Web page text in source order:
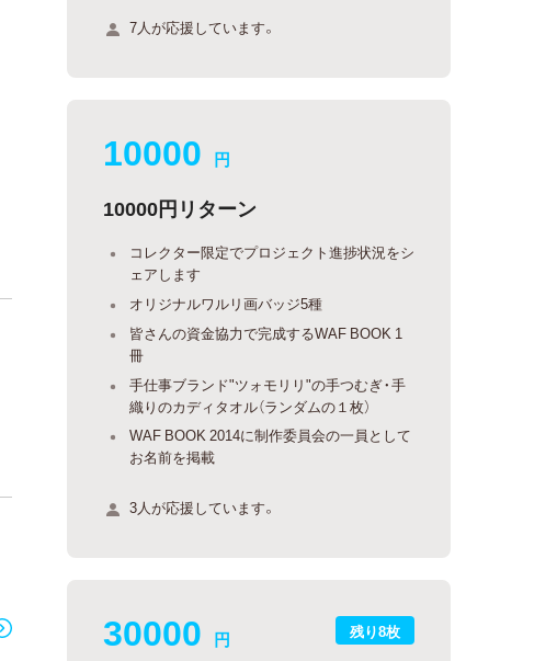
7人が応援しています。
10000 円
10000円リターン
コレクター限定でプロジェクト進捗状況をシ
ェアします
オリジナルワルリ画バッジ5種
皆さんの資金協力で完成するWAF BOOK 1
冊
手仕事ブランド"ツォモリリ"の手つむぎ・手
織りのカディタオル（ランダムの１枚）
WAF BOOK 2014に制作委員会の一員として
お名前を掲載
3人が応援しています。
残り8枚
30000 円